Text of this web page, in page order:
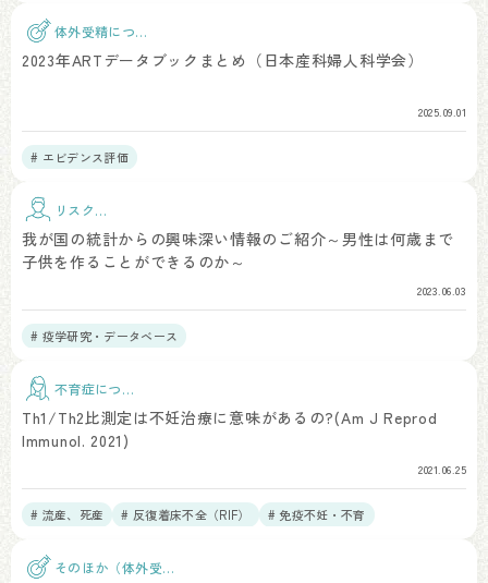
体外受精につい
て
2023年ARTデータブックまとめ（日本産科婦人科学会）
2025.09.01
# エビデンス評価
リスク因
我が国の統計からの興味深い情報のご紹介～男性は何歳まで
子供を作ることができるのか～
2023.06.03
# 疫学研究・データベース
不育症につい
Th1/Th2比測定は不妊治療に意味があるの?(Am J Reprod
Immunol. 2021)
2021.06.25
# 流産、死産 # 反復着床不全（RIF） # 免疫不妊・不育
そのほか（体外受